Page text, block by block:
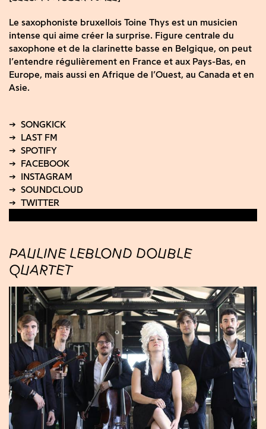
Le saxophoniste bruxellois Toine Thys est un musicien
intense qui aime créer la surprise. Figure centrale du
saxophone et de la clarinette basse en Belgique, on peut
l’entendre régulièrement en France et aux Pays-Bas, en
Europe, mais aussi en Afrique de l’Ouest, au Canada et en
Asie.
PAULINE LEBLOND DOUBLE
QUARTET